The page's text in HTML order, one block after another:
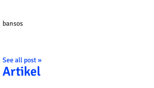
bansos
See all post »
Artikel